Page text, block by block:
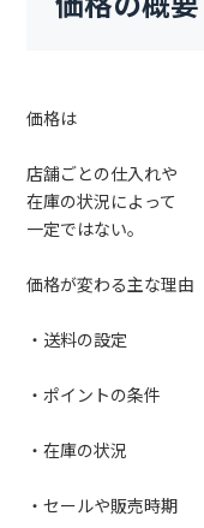
価格は
店舗ごとの仕入れや
在庫の状況によって
一定ではない。
価格が変わる主な理由
・送料の設定
・ポイントの条件
・在庫の状況
・セールや販売時期